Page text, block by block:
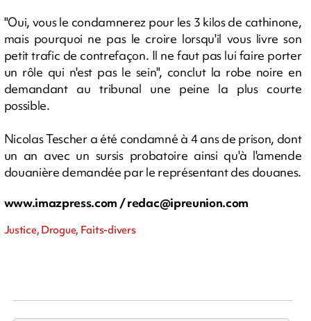
"Oui, vous le condamnerez pour les 3 kilos de cathinone,
mais pourquoi ne pas le croire lorsqu'il vous livre son
petit trafic de contrefaçon. Il ne faut pas lui faire porter
un rôle qui n'est pas le sein", conclut la robe noire en
demandant au tribunal une peine la plus courte
possible.
Nicolas Tescher a été condamné à 4 ans de prison, dont
un an avec un sursis probatoire ainsi qu'à l'amende
douanière demandée par le représentant des douanes.
www.imazpress.com /redac@ipreunion.com
Justice, Drogue, Faits-divers